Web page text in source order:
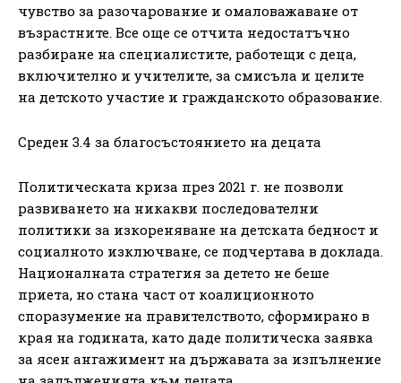
чувство за разочарование и омаловажаване от
възрастните. Все още се отчита недостатъчно
разбиране на специалистите, работещи с деца,
включително и учителите, за смисъла и целите
на детското участие и гражданското образование.
Среден 3.4 за благосъстоянието на децата
Политическата криза през 2021 г. не позволи
развиването на никакви последователни
политики за изкореняване на детската бедност и
социалното изключване, се подчертава в доклада.
Националната стратегия за детето не беше
приета, но стана част от коалиционното
споразумение на правителството, сформирано в
края на годината, като даде политическа заявка
за ясен ангажимент на държавата за изпълнение